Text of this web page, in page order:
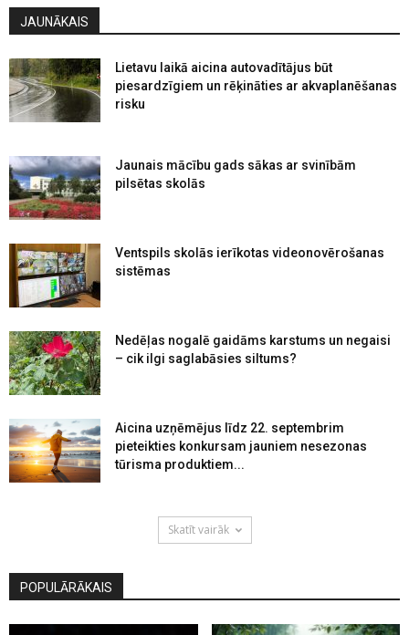
JAUNĀKAIS
Lietavu laikā aicina autovadītājus būt
piesardzīgiem un rēķināties ar akvaplanēšanas
risku
Jaunais mācību gads sākas ar svinībām
pilsētas skolās
Ventspils skolās ierīkotas videonovērošanas
sistēmas
Nedēļas nogalē gaidāms karstums un negaisi
– cik ilgi saglabāsies siltums?
Aicina uzņēmējus līdz 22. septembrim
pieteikties konkursam jauniem nesezonas
tūrisma produktiem...
Skatīt vairāk
POPULĀRĀKAIS